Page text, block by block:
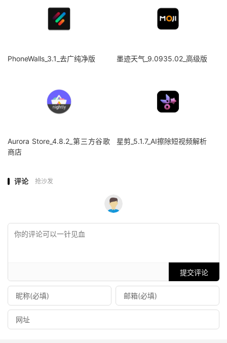
PhoneWalls_3.1_去广纯净版 墨迹天气_9.0935.02_高级版
Aurora Store_4.8.2_第三方谷歌
商店
星剪_5.1.7_AI擦除短视频解析
评论 抢沙发
提交评论